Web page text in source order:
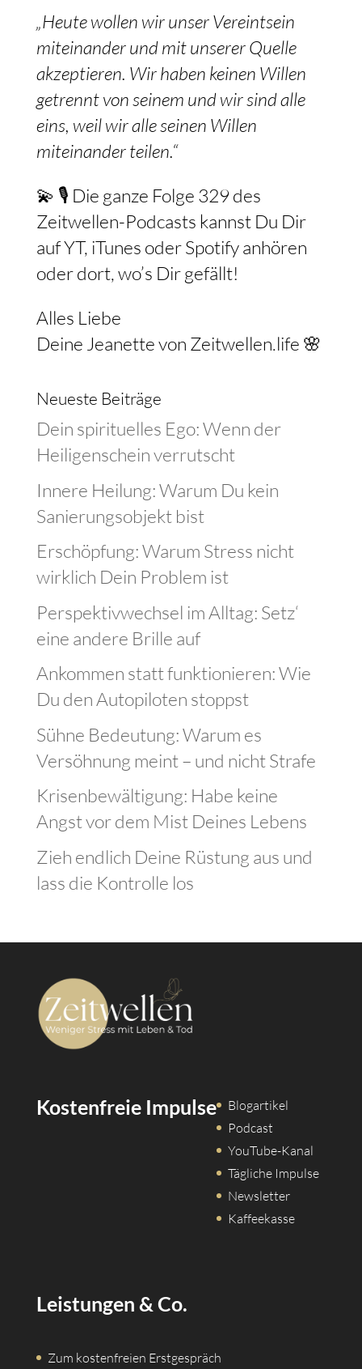
„Heute wollen wir unser Vereintsein
miteinander und mit unserer Quelle
akzeptieren. Wir haben keinen Willen
getrennt von seinem und wir sind alle
eins, weil wir alle seinen Willen
miteinander teilen.“
💫 🎙️ Die ganze Folge 329 des
Zeitwellen-Podcasts kannst Du Dir
auf YT, iTunes oder Spotify anhören
oder dort, wo’s Dir gefällt!
Alles Liebe
Deine Jeanette von Zeitwellen.life 🌸
Neueste Beiträge
Dein spirituelles Ego: Wenn der
Heiligenschein verrutscht
Innere Heilung: Warum Du kein
Sanierungsobjekt bist
Erschöpfung: Warum Stress nicht
wirklich Dein Problem ist
Perspektivwechsel im Alltag: Setz‘
eine andere Brille auf
Ankommen statt funktionieren: Wie
Du den Autopiloten stoppst
Sühne Bedeutung: Warum es
Versöhnung meint – und nicht Strafe
Krisenbewältigung: Habe keine
Angst vor dem Mist Deines Lebens
Zieh endlich Deine Rüstung aus und
lass die Kontrolle los
Kostenfreie Impulse
Blogartikel
Podcast
YouTube-Kanal
Tägliche Impulse
Newsletter
Kaffeekasse
Leistungen & Co.
Zum kostenfreien Erstgespräch